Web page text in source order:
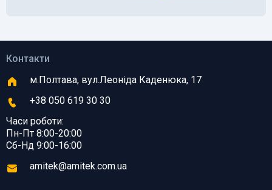
Контакти
м.Полтава, вул.Леоніда Каденюка, 17
+38 050 619 30 30
Часи роботи:
Пн-Пт 8:00-20:00
Сб-Нд 9:00-16:00
amitek@amitek.com.ua